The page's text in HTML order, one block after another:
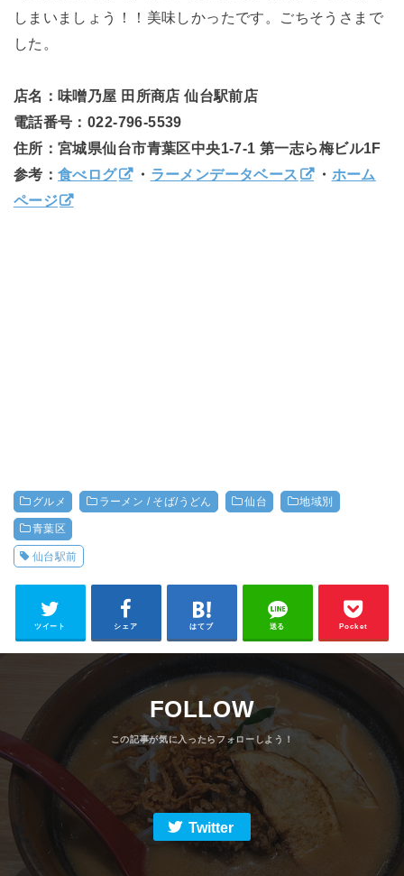
しまいましょう！！美味しかったです。ごちそうさまで
した。
店名：味噌乃屋 田所商店 仙台駅前店
電話番号：022-796-5539
住所：宮城県仙台市青葉区中央1-7-1 第一志ら梅ビル1F
参考：食べログ ・ ラーメンデータベース ・ ホーム
ページ
グルメ ラーメン / そば/うどん 仙台 地域別
青葉区
仙台駅前
ツイート シェア はてブ 送る Pocket
FOLLOW
Twitter